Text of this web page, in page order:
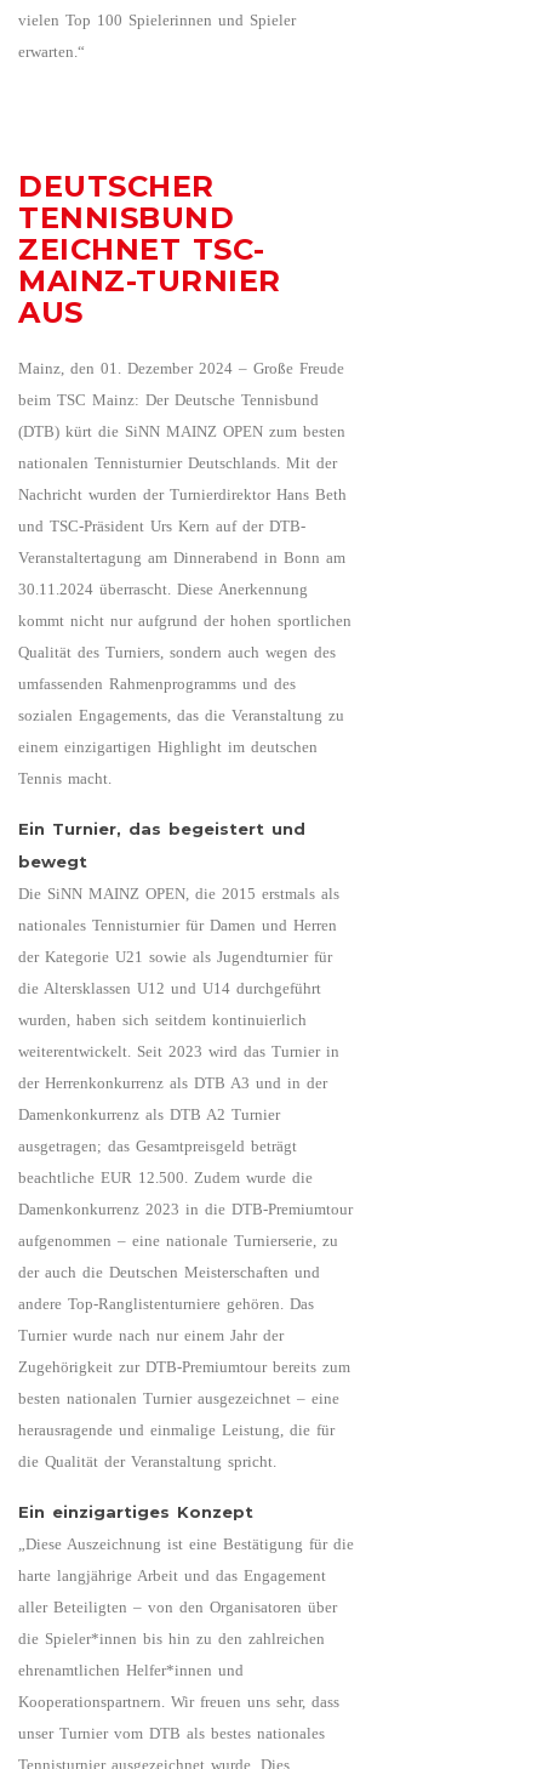
vielen Top 100 Spielerinnen und Spieler
erwarten.“
DEUTSCHER
TENNISBUND
ZEICHNET TSC-
MAINZ-TURNIER
AUS
Mainz, den 01. Dezember 2024 – Große Freude
beim TSC Mainz: Der Deutsche Tennisbund
(DTB) kürt die SiNN MAINZ OPEN zum besten
nationalen Tennisturnier Deutschlands. Mit der
Nachricht wurden der Turnierdirektor Hans Beth
und TSC-Präsident Urs Kern auf der DTB-
Veranstaltertagung am Dinnerabend in Bonn am
30.11.2024 überrascht. Diese Anerkennung
kommt nicht nur aufgrund der hohen sportlichen
Qualität des Turniers, sondern auch wegen des
umfassenden Rahmenprogramms und des
sozialen Engagements, das die Veranstaltung zu
einem einzigartigen Highlight im deutschen
Tennis macht.
Ein Turnier, das begeistert und
bewegt
Die SiNN MAINZ OPEN, die 2015 erstmals als
nationales Tennisturnier für Damen und Herren
der Kategorie U21 sowie als Jugendturnier für
die Altersklassen U12 und U14 durchgeführt
wurden, haben sich seitdem kontinuierlich
weiterentwickelt. Seit 2023 wird das Turnier in
der Herrenkonkurrenz als DTB A3 und in der
Damenkonkurrenz als DTB A2 Turnier
ausgetragen; das Gesamtpreisgeld beträgt
beachtliche EUR 12.500. Zudem wurde die
Damenkonkurrenz 2023 in die DTB-Premiumtour
aufgenommen – eine nationale Turnierserie, zu
der auch die Deutschen Meisterschaften und
andere Top-Ranglistenturniere gehören. Das
Turnier wurde nach nur einem Jahr der
Zugehörigkeit zur DTB-Premiumtour bereits zum
besten nationalen Turnier ausgezeichnet – eine
herausragende und einmalige Leistung, die für
die Qualität der Veranstaltung spricht.
Ein einzigartiges Konzept
„Diese Auszeichnung ist eine Bestätigung für die
harte langjährige Arbeit und das Engagement
aller Beteiligten – von den Organisatoren über
die Spieler*innen bis hin zu den zahlreichen
ehrenamtlichen Helfer*innen und
Kooperationspartnern. Wir freuen uns sehr, dass
unser Turnier vom DTB als bestes nationales
Tennisturnier ausgezeichnet wurde. Dies